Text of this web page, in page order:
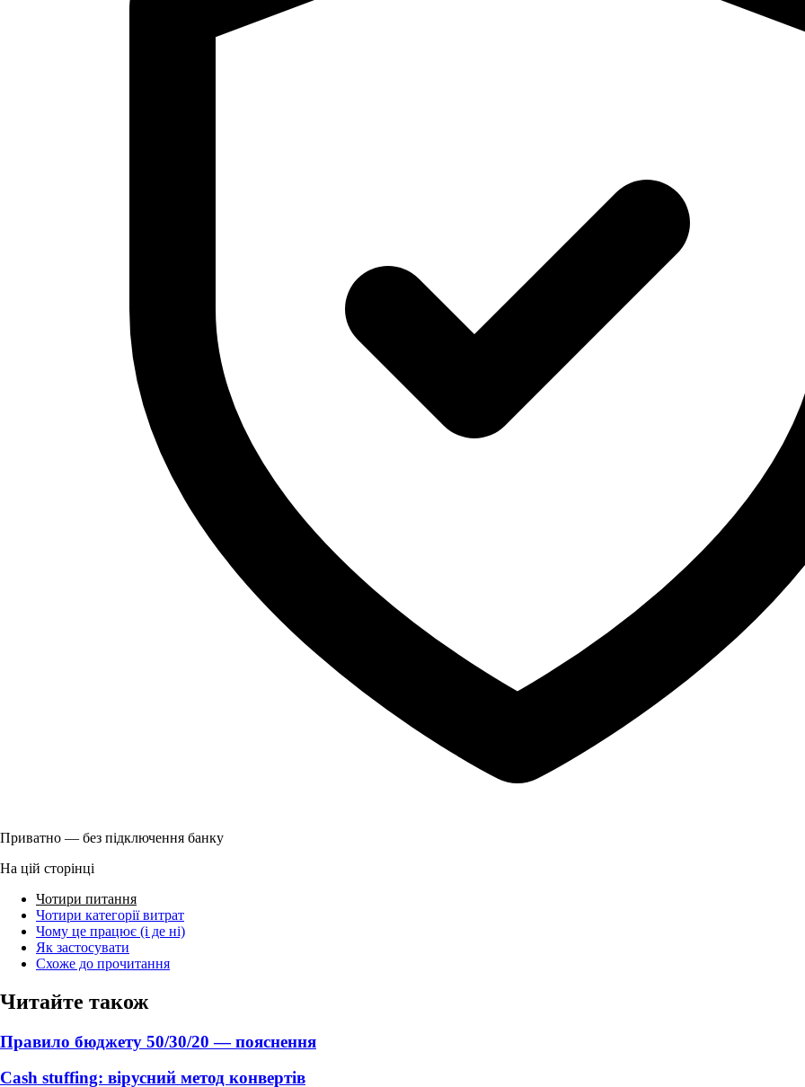
Приватно — без підключення банку
На цій сторінці
Чотири питання
Чотири категорії витрат
Чому це працює (і де ні)
Як застосувати
Схоже до прочитання
Читайте також
Правило бюджету 50/30/20 — пояснення
Cash stuffing: вірусний метод конвертів